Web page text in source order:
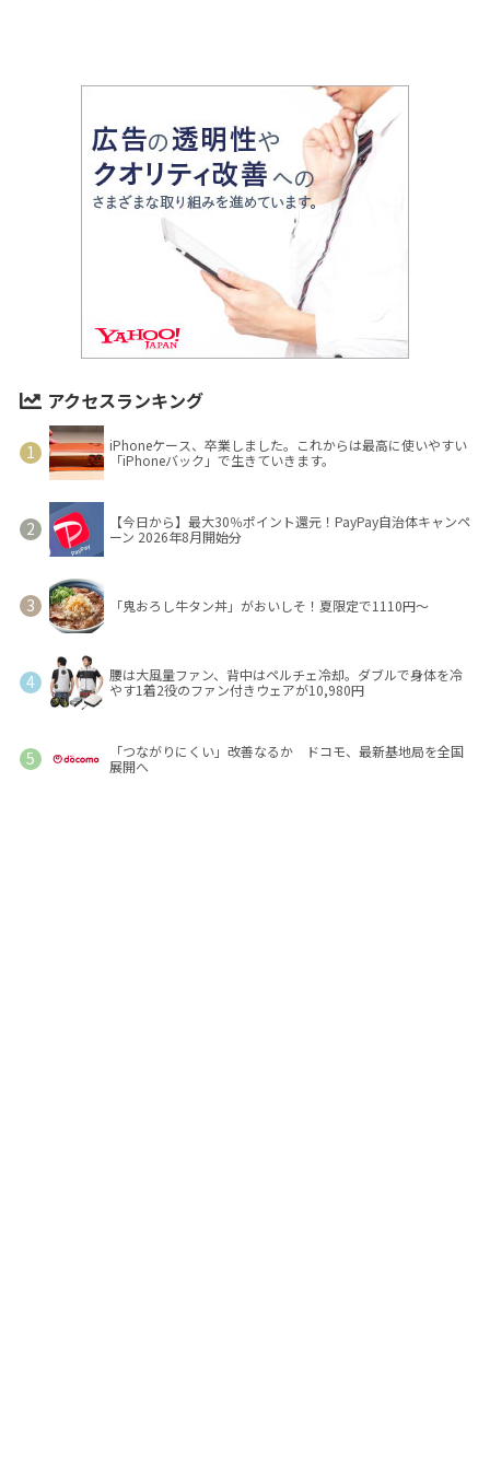
アクセスランキング
iPhoneケース、卒業しました。これからは最高に使いやすい
「iPhoneバック」で生きていきます。
【今日から】最大30％ポイント還元！PayPay自治体キャンペ
ーン 2026年8月開始分
「鬼おろし牛タン丼」がおいしそ！夏限定で1110円～
腰は大風量ファン、背中はペルチェ冷却。ダブルで身体を冷
やす1着2役のファン付きウェアが10,980円
「つながりにくい」改善なるか ドコモ、最新基地局を全国
展開へ